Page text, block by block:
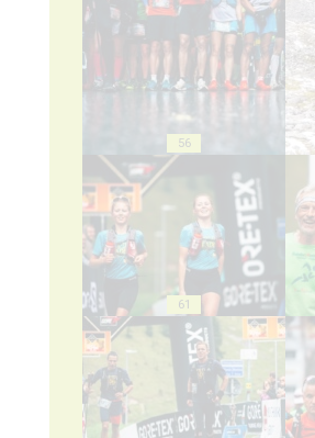
56
61